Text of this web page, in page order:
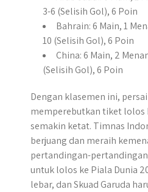
3-6 (Selisih Gol), 6 Poin
Bahrain: 6 Main, 1
10 (Selisih Gol), 6 Poin
China: 6 Main, 2
(Selisih Gol), 6 Poin
Dengan klasemen ini,
memperebutkan tiket lolos
semakin ketat. Timnas
berjuang dan meraih
pertandingan-
untuk lolos ke Piala Dunia
lebar, dan Skuad Garuda